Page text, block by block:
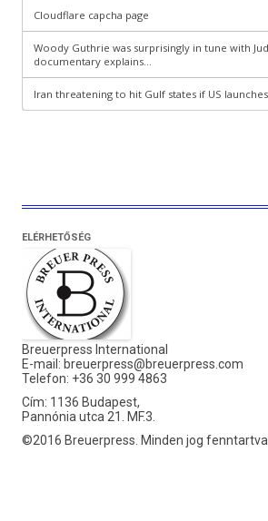
ELÉRHETŐSÉG
Breuerpress International
E-mail: breuerpress@breuerpress.com
Telefon: +36 30 999 4863
Cím: 1136 Budapest,
Pannónia utca 21. MF.3.
©2016 Breuerpress. Minden jog fenntartva.